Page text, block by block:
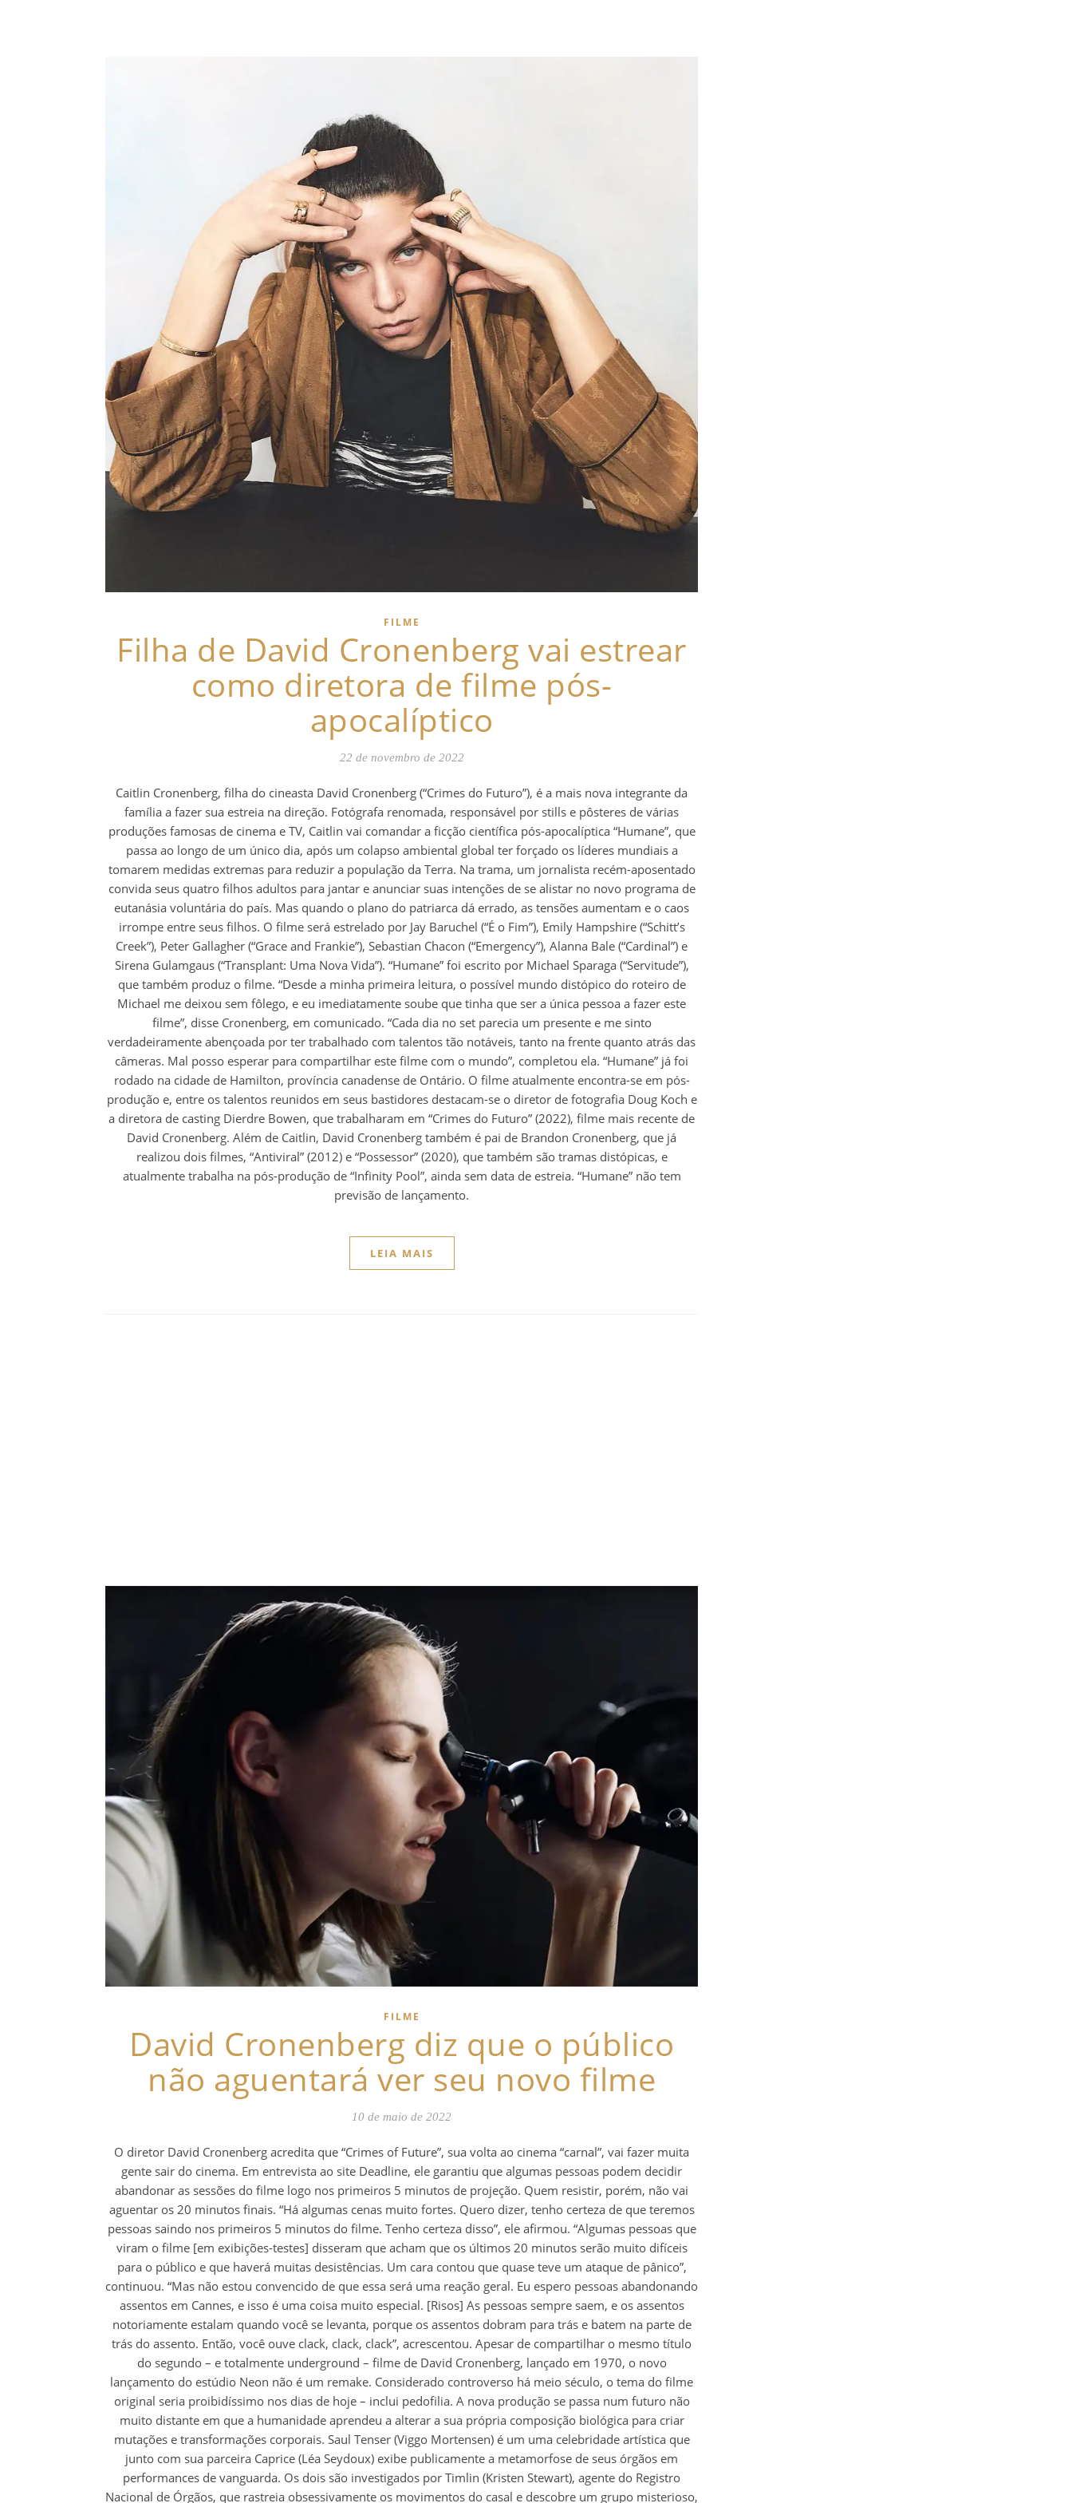
FILME
Filha de David Cronenberg vai estrear
como diretora de filme pós-
apocalíptico
22 de novembro de 2022
Caitlin Cronenberg, filha do cineasta David Cronenberg (“Crimes do Futuro”), é a mais nova integrante da
família a fazer sua estreia na direção. Fotógrafa renomada, responsável por stills e pôsteres de várias
produções famosas de cinema e TV, Caitlin vai comandar a ficção científica pós-apocalíptica “Humane”, que
passa ao longo de um único dia, após um colapso ambiental global ter forçado os líderes mundiais a
tomarem medidas extremas para reduzir a população da Terra. Na trama, um jornalista recém-aposentado
convida seus quatro filhos adultos para jantar e anunciar suas intenções de se alistar no novo programa de
eutanásia voluntária do país. Mas quando o plano do patriarca dá errado, as tensões aumentam e o caos
irrompe entre seus filhos. O filme será estrelado por Jay Baruchel (“É o Fim”), Emily Hampshire (“Schitt’s
Creek”), Peter Gallagher (“Grace and Frankie”), Sebastian Chacon (“Emergency”), Alanna Bale (“Cardinal”) e
Sirena Gulamgaus (“Transplant: Uma Nova Vida”). “Humane” foi escrito por Michael Sparaga (“Servitude”),
que também produz o filme. “Desde a minha primeira leitura, o possível mundo distópico do roteiro de
Michael me deixou sem fôlego, e eu imediatamente soube que tinha que ser a única pessoa a fazer este
filme”, disse Cronenberg, em comunicado. “Cada dia no set parecia um presente e me sinto
verdadeiramente abençoada por ter trabalhado com talentos tão notáveis, tanto na frente quanto atrás das
câmeras. Mal posso esperar para compartilhar este filme com o mundo”, completou ela. “Humane” já foi
rodado na cidade de Hamilton, província canadense de Ontário. O filme atualmente encontra-se em pós-
produção e, entre os talentos reunidos em seus bastidores destacam-se o diretor de fotografia Doug Koch e
a diretora de casting Dierdre Bowen, que trabalharam em “Crimes do Futuro” (2022), filme mais recente de
David Cronenberg. Além de Caitlin, David Cronenberg também é pai de Brandon Cronenberg, que já
realizou dois filmes, “Antiviral” (2012) e “Possessor” (2020), que também são tramas distópicas, e
atualmente trabalha na pós-produção de “Infinity Pool”, ainda sem data de estreia. “Humane” não tem
previsão de lançamento.
LEIA MAIS
FILME
David Cronenberg diz que o público
não aguentará ver seu novo filme
10 de maio de 2022
O diretor David Cronenberg acredita que “Crimes of Future”, sua volta ao cinema “carnal”, vai fazer muita
gente sair do cinema. Em entrevista ao site Deadline, ele garantiu que algumas pessoas podem decidir
abandonar as sessões do filme logo nos primeiros 5 minutos de projeção. Quem resistir, porém, não vai
aguentar os 20 minutos finais. “Há algumas cenas muito fortes. Quero dizer, tenho certeza de que teremos
pessoas saindo nos primeiros 5 minutos do filme. Tenho certeza disso”, ele afirmou. “Algumas pessoas que
viram o filme [em exibições-testes] disseram que acham que os últimos 20 minutos serão muito difíceis
para o público e que haverá muitas desistências. Um cara contou que quase teve um ataque de pânico”,
continuou. “Mas não estou convencido de que essa será uma reação geral. Eu espero pessoas abandonando
assentos em Cannes, e isso é uma coisa muito especial. [Risos] As pessoas sempre saem, e os assentos
notoriamente estalam quando você se levanta, porque os assentos dobram para trás e batem na parte de
trás do assento. Então, você ouve clack, clack, clack”, acrescentou. Apesar de compartilhar o mesmo título
do segundo – e totalmente underground – filme de David Cronenberg, lançado em 1970, o novo
lançamento do estúdio Neon não é um remake. Considerado controverso há meio século, o tema do filme
original seria proibidíssimo nos dias de hoje – inclui pedofilia. A nova produção se passa num futuro não
muito distante em que a humanidade aprendeu a alterar a sua própria composição biológica para criar
mutações e transformações corporais. Saul Tenser (Viggo Mortensen) é um uma celebridade artística que
junto com sua parceira Caprice (Léa Seydoux) exibe publicamente a metamorfose de seus órgãos em
performances de vanguarda. Os dois são investigados por Timlin (Kristen Stewart), agente do Registro
Nacional de Órgãos, que rastreia obsessivamente os movimentos do casal e descobre um grupo misterioso,